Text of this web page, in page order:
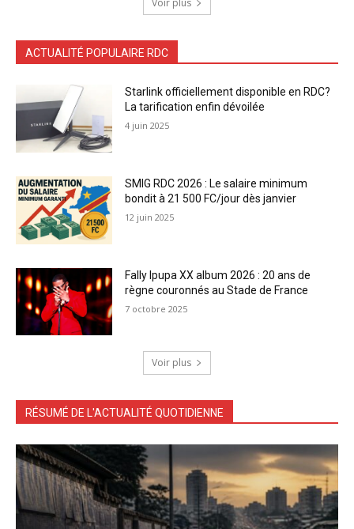
Voir plus
ACTUALITÉ POPULAIRE RDC
Starlink officiellement disponible en RDC?
La tarification enfin dévoilée
4 juin 2025
SMIG RDC 2026 : Le salaire minimum
bondit à 21 500 FC/jour dès janvier
12 juin 2025
Fally Ipupa XX album 2026 : 20 ans de
règne couronnés au Stade de France
7 octobre 2025
Voir plus
RÉSUMÉ DE L'ACTUALITÉ QUOTIDIENNE